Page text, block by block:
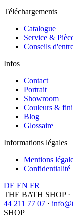
Téléchargements
Catalogue
Service &
Conseils
Infos
Contact
Portrait
Showroom
Couleurs &
Blog
Glossaire
Informations légales
Mentions
Confidentialité
DE EN FR
THE BATH SHOP ·
44 211 77 07 ·
SHOP